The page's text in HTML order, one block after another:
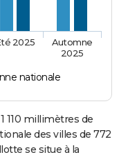
nationale
2025
Automne
2025
110 millimètres de
des villes de 772
se situe à la